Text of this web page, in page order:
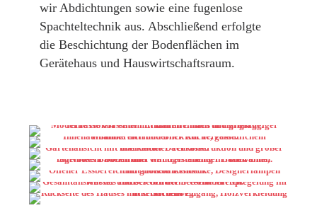
wir Abdichtungen sowie eine fugenlose
Spachteltechnik aus. Abschließend erfolgte
die Beschichtung der Bodenflächen im
Gerätehaus und Hauswirtschaftsraum.